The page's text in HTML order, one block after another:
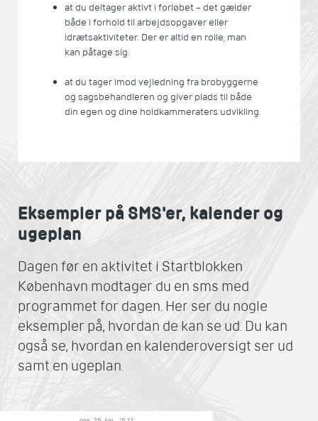
at du deltager aktivt i forløbet – det gælder
både i forhold til arbejdsopgaver eller
idrætsaktiviteter. Der er altid en rolle, man
kan påtage sig.
at du tager imod vejledning fra brobyggerne
og sagsbehandleren og giver plads til både
din egen og dine holdkammeraters udvikling.
Eksempler på SMS'er, kalender og
ugeplan
Dagen før en aktivitet i Startblokken
København modtager du en sms med
programmet for dagen. Her ser du nogle
eksempler på, hvordan de kan se ud. Du kan
også se, hvordan en kalenderoversigt ser ud
samt en ugeplan.